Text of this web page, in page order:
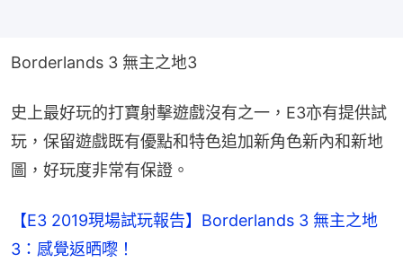
Borderlands 3 無主之地3
史上最好玩的打寶射擊遊戲沒有之一，E3亦有提供試
玩，保留遊戲既有優點和特色追加新角色新內和新地
圖，好玩度非常有保證。
【E3 2019現場試玩報告】Borderlands 3 無主之地
3：感覺返晒嚟！